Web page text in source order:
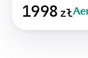
1998 zł